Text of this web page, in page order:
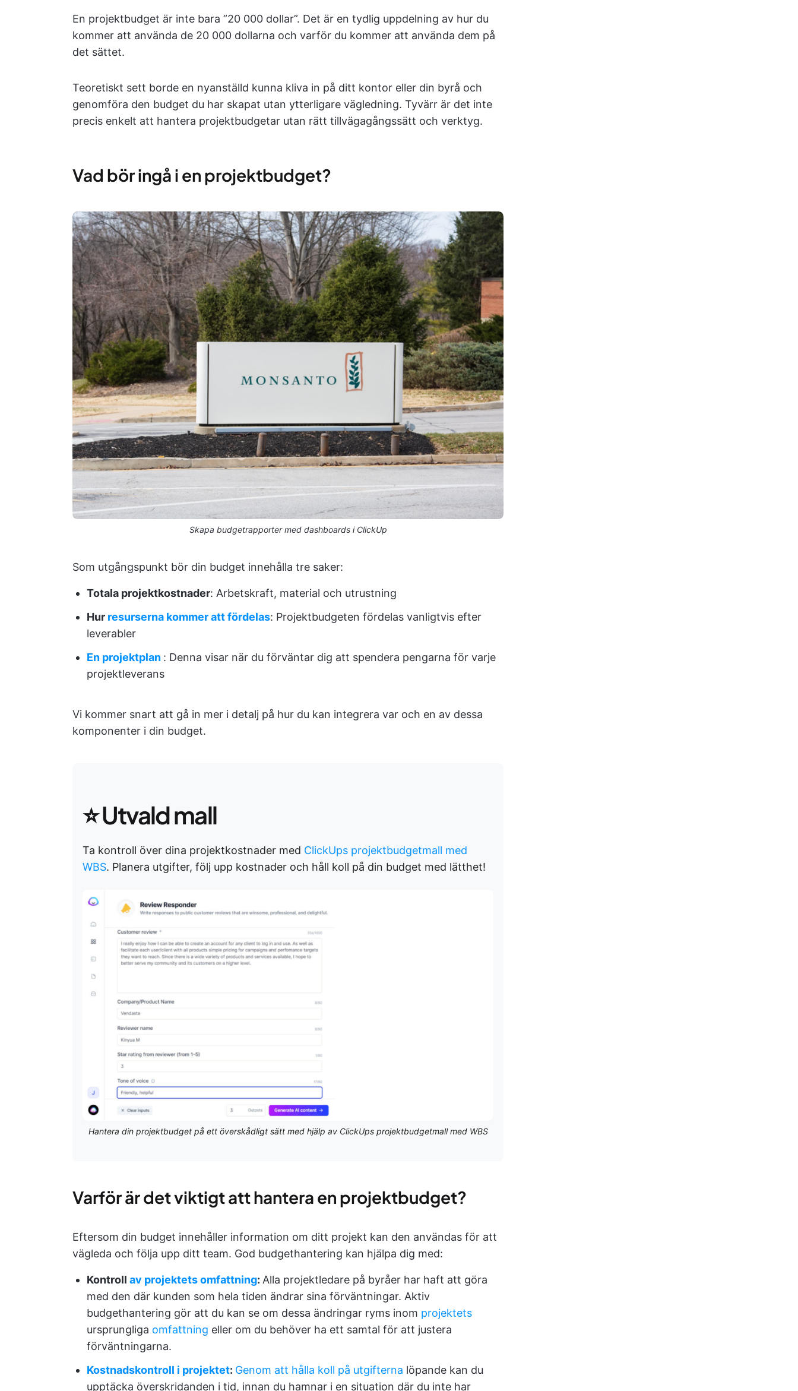
En projektbudget är inte bara ”20 000 dollar”. Det är en tydlig uppdelning av hur du
kommer att använda de 20 000 dollarna och varför du kommer att använda dem på
det sättet.
Teoretiskt sett borde en nyanställd kunna kliva in på ditt kontor eller din byrå och
genomföra den budget du har skapat utan ytterligare vägledning. Tyvärr är det inte
precis enkelt att hantera projektbudgetar utan rätt tillvägagångssätt och verktyg.
Vad bör ingå i en projektbudget?
Skapa budgetrapporter med dashboards i ClickUp
Som utgångspunkt bör din budget innehålla tre saker:
Totala projektkostnader: Arbetskraft, material och utrustning
Hur resurserna kommer att fördelas: Projektbudgeten fördelas vanligtvis efter
leverabler
En projektplan : Denna visar när du förväntar dig att spendera pengarna för varje
projektleverans
Vi kommer snart att gå in mer i detalj på hur du kan integrera var och en av dessa
komponenter i din budget.
⭐ Utvald mall
Ta kontroll över dina projektkostnader med ClickUps projektbudgetmall med
WBS. Planera utgifter, följ upp kostnader och håll koll på din budget med lätthet!
Hantera din projektbudget på ett överskådligt sätt med hjälp av ClickUps projektbudgetmall med WBS
Varför är det viktigt att hantera en projektbudget?
Eftersom din budget innehåller information om ditt projekt kan den användas för att
vägleda och följa upp ditt team. God budgethantering kan hjälpa dig med:
Kontroll av projektets omfattning: Alla projektledare på byråer har haft att göra
med den där kunden som hela tiden ändrar sina förväntningar. Aktiv
budgethantering gör att du kan se om dessa ändringar ryms inom projektets
ursprungliga omfattning eller om du behöver ha ett samtal för att justera
förväntningarna.
Kostnadskontroll i projektet: Genom att hålla koll på utgifterna löpande kan du
upptäcka överskridanden i tid, innan du hamnar i en situation där du inte har